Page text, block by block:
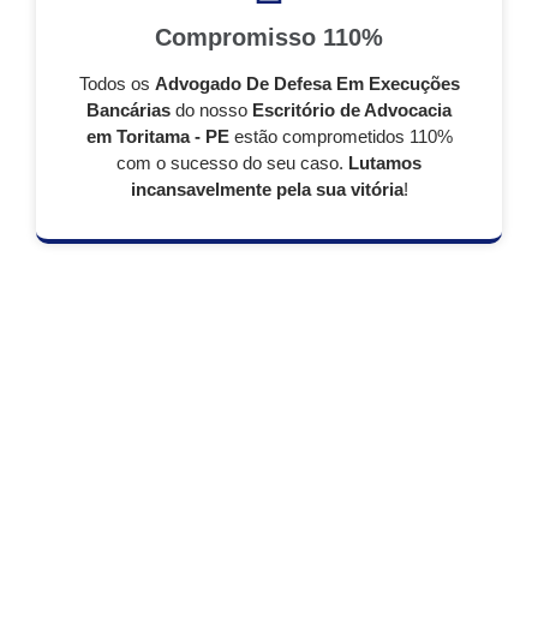
Compromisso 110%
Todos os Advogado De Defesa Em Execuções
Bancárias do nosso Escritório de Advocacia
em Toritama - PEestão comprometidos 110%
com o sucesso do seu caso. Lutamos
incansavelmente pela sua vitória!